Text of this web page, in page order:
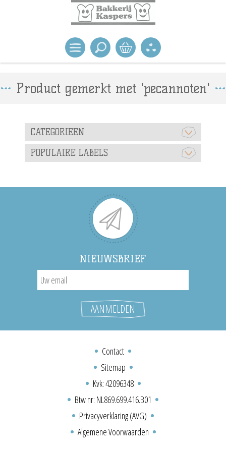
Product gemerkt met 'pecannoten'
CATEGORIEEN
POPULAIRE LABELS
NIEUWSBRIEF
Contact
Sitemap
Kvk: 42096348
Btw nr: NL869.699.416.B01
Privacyverklaring (AVG)
Algemene Voorwaarden